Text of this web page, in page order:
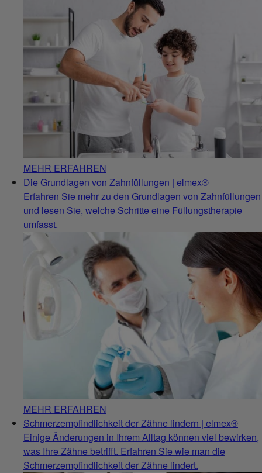
MEHR ERFAHREN
Die Grundlagen von Zahnfüllungen | elmex®
Erfahren Sie mehr zu den Grundlagen von Zahnfüllungen
und lesen Sie, welche Schritte eine Füllungstherapie
umfasst.
MEHR ERFAHREN
Schmerzempfindlichkeit der Zähne lindern | elmex®
Einige Änderungen in Ihrem Alltag können viel bewirken,
was Ihre Zähne betrifft. Erfahren Sie wie man die
Schmerzempfindlichkeit der Zähne lindert.